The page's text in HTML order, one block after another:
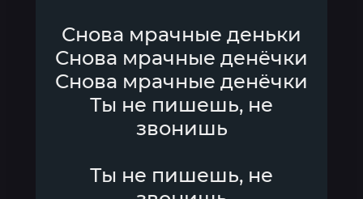
Снова мрачные деньки
Снова мрачные денёчки
Снова мрачные денёчки
Ты не пишешь, не
звонишь
Ты не пишешь, не